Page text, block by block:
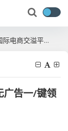
平台无广告一/键领取
广告一/键领